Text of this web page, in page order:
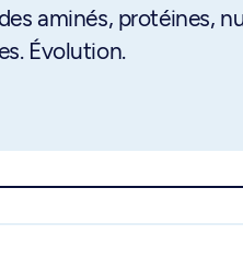
aminés, protéines,
Évolution.